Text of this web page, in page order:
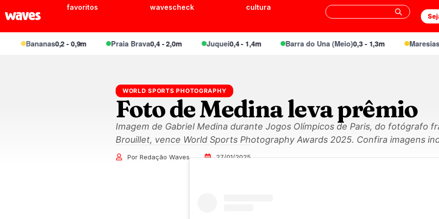
favoritos wavescheck cultura
Bananas0,2 - 0,9m Praia Brava0,4 - 2,0m Juquei0,4 - 1,4m Barra do Una (Meio)0,3 - 1,3m Maresias
WORLD SPORTS PHOTOGRAPHY
Foto de Medina leva prêmio
Imagem de Gabriel Medina durante Jogos Olímpicos de Paris, do fotógrafo
Brouillet, vence World Sports Photography Awards 2025. Confira imagens
Por Redação Waves 27/01/2025